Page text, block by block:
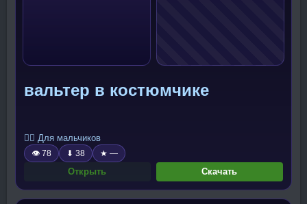
вальтер в костюмчике
🧍‍♂️ Для мальчиков
👁 78 ⬇ 38 ★ —
Открыть Скачать